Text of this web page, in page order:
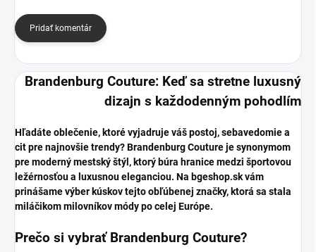
Pridať komentár
Brandenburg Couture: Keď sa stretne luxusný
dizajn s každodenným pohodlím
​Hľadáte oblečenie, ktoré vyjadruje váš postoj, sebavedomie a
cit pre najnovšie trendy? Brandenburg Couture je synonymom
pre moderný mestský štýl, ktorý búra hranice medzi športovou
ležérnosťou a luxusnou eleganciou. Na bgeshop.sk vám
prinášame výber kúskov tejto obľúbenej značky, ktorá sa stala
miláčikom milovníkov módy po celej Európe.
​Prečo si vybrať Brandenburg Couture?